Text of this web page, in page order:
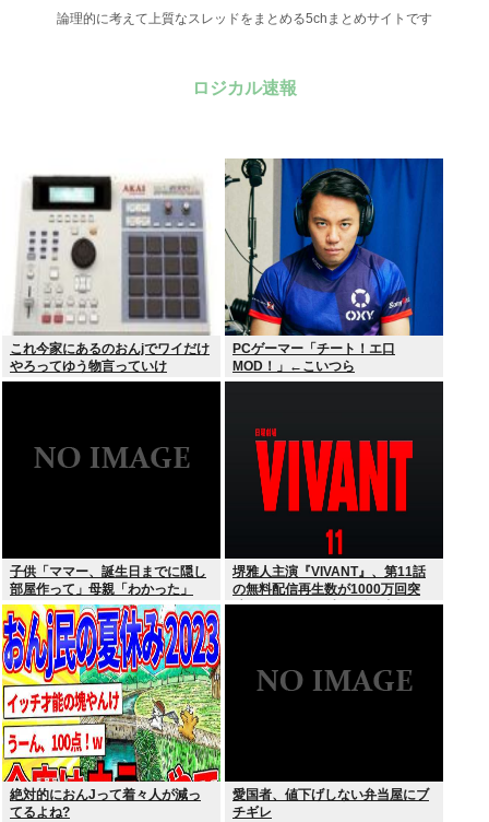
論理的に考えて上質なスレッドをまとめる5chまとめサイトです
ロジカル速報
これ今家にあるのおんjでワイだけ
やろってゆう物言っていけ
PCゲーマー「チート！エ口
MOD！」←こいつら
子供「ママー、誕生日までに隠し
部屋作って」母親「わかった」
堺雅人主演『VIVANT』、第11話
の無料配信再生数が1000万回突
破！ TVerお気に入り登録者数は
絶対的におんJって着々人が減っ
てるよね?
愛国者、値下げしない弁当屋にブ
チギレ